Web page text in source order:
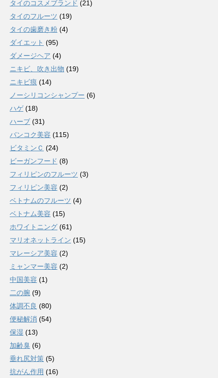
タイのコスメブランド (21)
タイのフルーツ (19)
タイの歯磨き粉 (4)
ダイエット (95)
ダメージヘア (4)
ニキビ、吹き出物 (19)
ニキビ痕 (14)
ノーシリコンシャンプー (6)
ハゲ(18)
ハーブ (31)
バンコク美容 (115)
ビタミンＣ (24)
ビーガンフード (8)
フィリピンのフルーツ (3)
フィリピン美容 (2)
ベトナムのフルーツ (4)
ベトナム美容 (15)
ホワイトニング (61)
マリオネットライン (15)
マレーシア美容 (2)
ミャンマー美容 (2)
中国美容 (1)
二の腕 (9)
体調不良 (80)
便秘解消 (54)
保湿 (13)
加齢臭 (6)
垂れ尻対策 (5)
抗がん作用 (16)